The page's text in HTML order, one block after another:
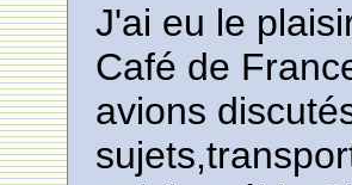
J'ai eu le
Café de
avions